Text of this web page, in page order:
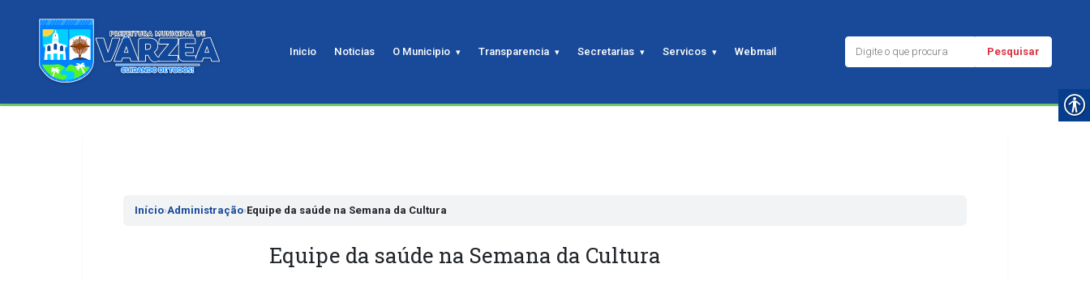
Inicio Noticias O Municipio Transparencia Secretarias Servicos Webmail Pesquisar
Início›Administração›Equipe da saúde na Semana da Cultura
Equipe da saúde na Semana da Cultura